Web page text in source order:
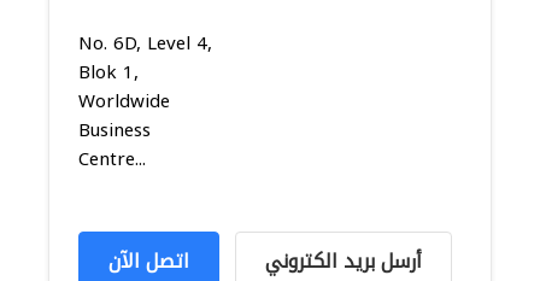
No. 6D, Level 4,
Blok 1,
Worldwide
Business
Centre...
اتصل الآن أرسل بريد الكتروني